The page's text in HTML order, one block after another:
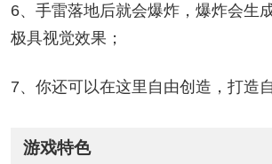
6、手雷落地后就会爆炸，爆炸会生
极具视觉效果；
7、你还可以在这里自由创造，打造
游戏特色